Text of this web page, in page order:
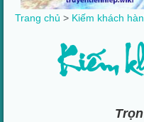
Trang chủ > Kiếm khách
Kiếm